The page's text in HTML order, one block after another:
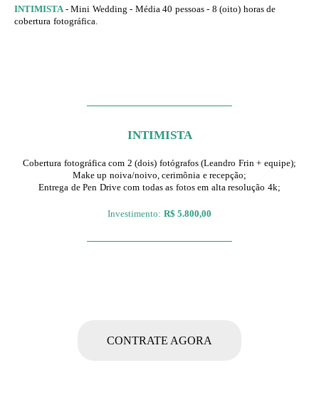
INTIMISTA- Mini Wedding - Média 40 pessoas - 8 (oito) horas de
cobertura fotográfica.
INTIMISTA
Cobertura fotográfica com 2 (dois) fotógrafos (Leandro Frin + equipe);
Make up noiva/noivo, cerimônia e recepção;
Entrega de Pen Drive com todas as fotos em alta resolução 4k;
Investimento: R$ 5.800,00
CONTRATE AGORA